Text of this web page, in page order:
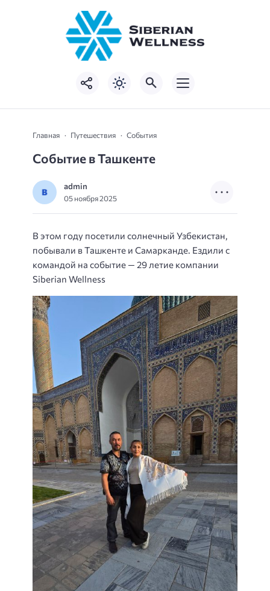
Главная Путешествия События
Событие в Ташкенте
admin
05 ноября 2025
В этом году посетили солнечный Узбекистан,
побывали в Ташкенте и Самарканде. Ездили с
командой на событие — 29 летие компании
Siberian Wellness